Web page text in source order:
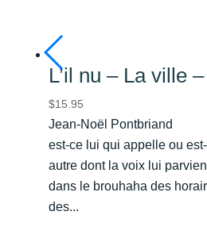
L’il nu – La ville
$15.95
Jean-Noël Pontbriand
est-ce lui qui appelle ou
autre dont la voix lui
dans le brouhaha des
des...